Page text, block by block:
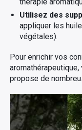
Utilisez des
appliquer les
végétales).
Pour enrichir vos
propose de